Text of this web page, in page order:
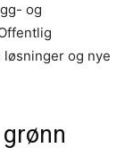
og
og nye